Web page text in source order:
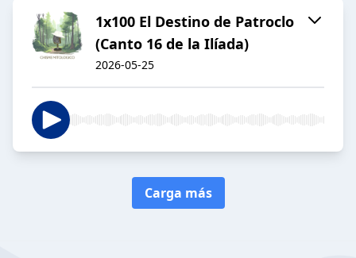
1x100 El Destino de Patroclo
(Canto 16 de la Ilíada)
2026-05-25
Carga más